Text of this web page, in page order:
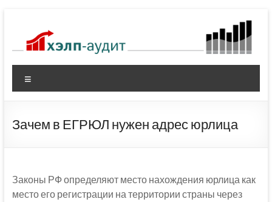
содержимому
Зачем в ЕГРЮЛ нужен адрес юрлица
Законы РФ определяют место нахождения юрлица как
место его регистрации на территории страны через